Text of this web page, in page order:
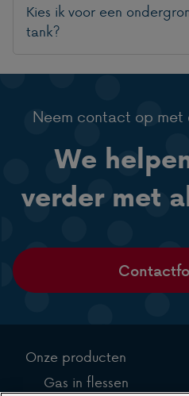
Kies ik voor een
tank?
Neem contact op met
We
verder met
Onze producten
Gas in flessen